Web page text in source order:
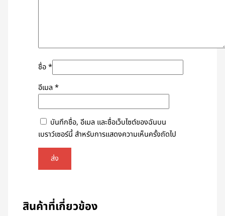
ชื่อ*
อีเมล*
บันทึกชื่อ, อีเมล และชื่อเว็บไซต์ของฉันบน
เบราว์เซอร์นี้ สำหรับการแสดงความเห็นครั้งถัดไป
สินค้าที่เกี่ยวข้อง